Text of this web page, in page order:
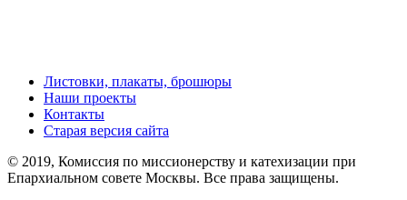
Листовки, плакаты, брошюры
Наши проекты
Контакты
Старая версия сайта
© 2019, Комиссия по миссионерству и катехизации при
Епархиальном совете Москвы. Все права защищены.